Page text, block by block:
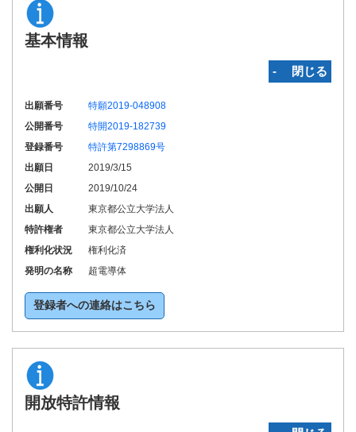
基本情報
‐ 閉じる
出願番号
特願2019-048908
公開番号
特開2019-182739
登録番号
特許第7298869号
出願日
2019/3/15
公開日
2019/10/24
出願人
東京都公立大学法人
特許権者
東京都公立大学法人
権利化状況
権利化済
発明の名称
超電導体
登録者への連絡はこちら
開放特許情報